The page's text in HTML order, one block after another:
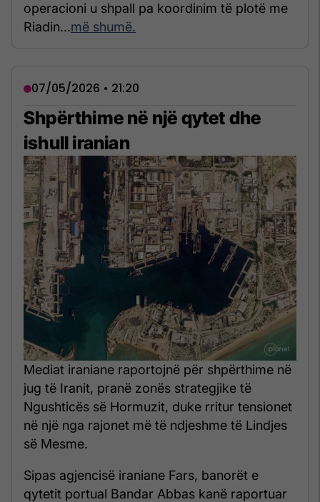
operacioni u shpall pa koordinim të plotë me
Riadin...më shumë.
07/05/2026 • 21:20
Shpërthime në një qytet dhe
ishull iranian
Mediat iraniane raportojnë për shpërthime në
jug të Iranit, pranë zonës strategjike të
Ngushticës së Hormuzit, duke rritur tensionet
në një nga rajonet më të ndjeshme të Lindjes
së Mesme.
Sipas agjencisë iraniane Fars, banorët e
qytetit portual Bandar Abbas kanë raportuar